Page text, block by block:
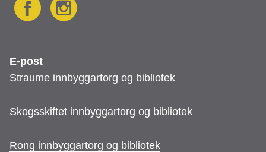
F
a
c
n
s
E-post
Straume innbyggartorg og bibliotek
Skogsskiftet innbyggartorg og bibliotek
Rong innbyggartorg og bibliotek